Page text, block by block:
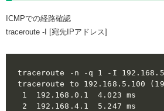
ICMPでの経路確認
traceroute -I [宛先IPアドレス]
traceroute -n -q 1 -I
traceroute to 192.168.5.100
1  192.168.0.1  4.023 ms
2  192.168.4.1  5.247 ms